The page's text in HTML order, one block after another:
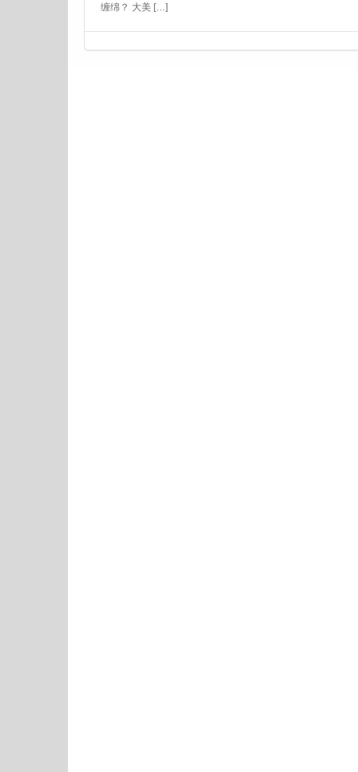
缠绵？ 大美 […]